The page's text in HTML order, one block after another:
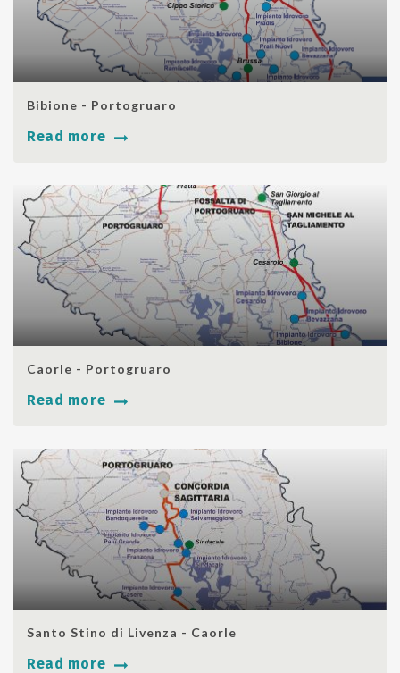
Bibione - Portogruaro
Read more
Caorle - Portogruaro
Read more
SHARE
Santo Stino di Livenza - Caorle
Read more